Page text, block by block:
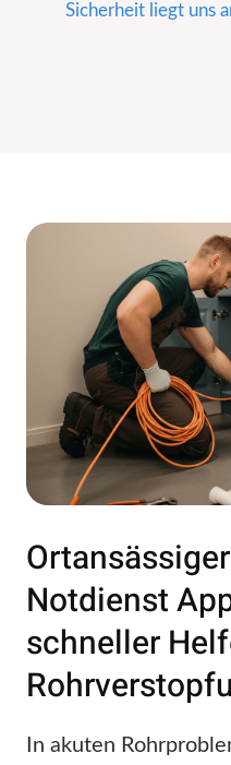
Sicherheit liegt uns
Notdienst
schneller
In akuten